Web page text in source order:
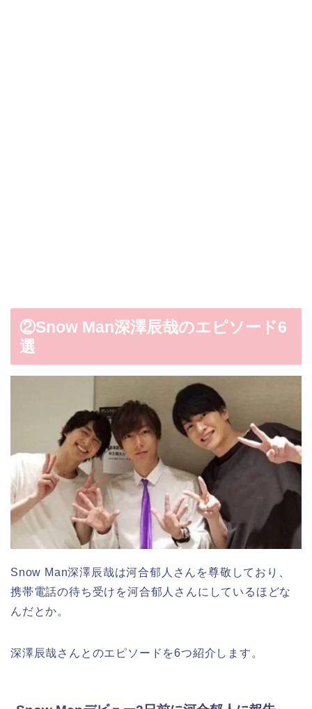
②Snow Man深澤辰哉のエピソード6
選
Snow Man深澤辰哉は河合郁人さんを尊敬しており、
携帯電話の待ち受けを河合郁人さんにしているほどな
んだとか。
深澤辰哉さんとのエピソードを6つ紹介します。